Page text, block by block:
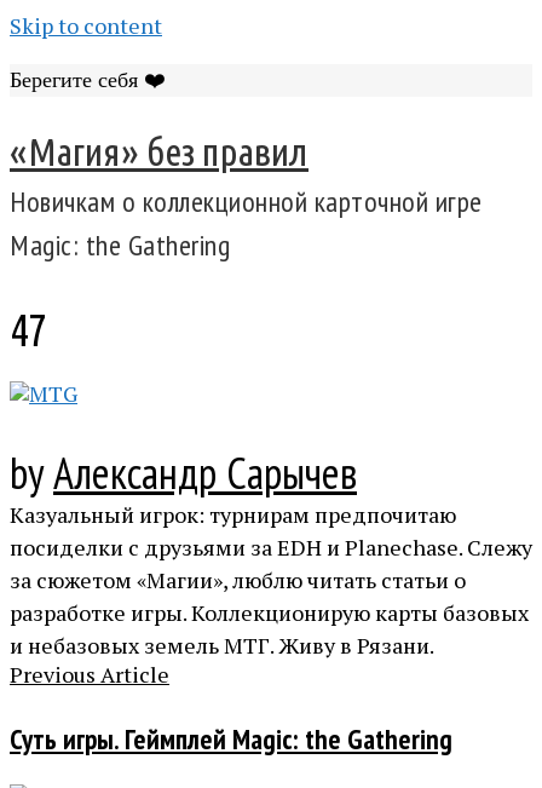
Skip to content
Берегите себя ❤️
«Магия» без правил
Новичкам о коллекционной карточной игре
Magic: the Gathering
47
byАлександр Сарычев
Казуальный игрок: турнирам предпочитаю
посиделки с друзьями за EDH и Planechase. Слежу
за сюжетом «Магии», люблю читать статьи о
разработке игры. Коллекционирую карты базовых
и небазовых земель МТГ. Живу в Рязани.
Previous Article
Суть игры. Геймплей Magic: the Gathering